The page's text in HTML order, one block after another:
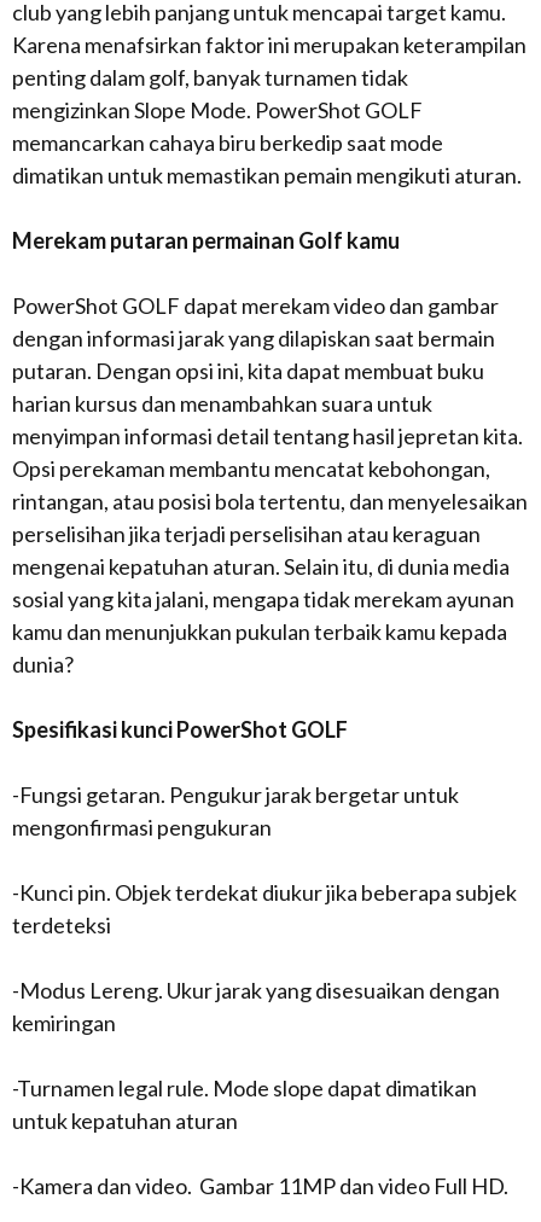
club yang lebih panjang untuk mencapai target kamu.
Karena menafsirkan faktor ini merupakan keterampilan
penting dalam golf, banyak turnamen tidak
mengizinkan Slope Mode. PowerShot GOLF
memancarkan cahaya biru berkedip saat mode
dimatikan untuk memastikan pemain mengikuti aturan.
Merekam putaran permainan Golf kamu
PowerShot GOLF dapat merekam video dan gambar
dengan informasi jarak yang dilapiskan saat bermain
putaran. Dengan opsi ini, kita dapat membuat buku
harian kursus dan menambahkan suara untuk
menyimpan informasi detail tentang hasil jepretan kita.
Opsi perekaman membantu mencatat kebohongan,
rintangan, atau posisi bola tertentu, dan menyelesaikan
perselisihan jika terjadi perselisihan atau keraguan
mengenai kepatuhan aturan. Selain itu, di dunia media
sosial yang kita jalani, mengapa tidak merekam ayunan
kamu dan menunjukkan pukulan terbaik kamu kepada
dunia?
Spesifikasi kunci PowerShot GOLF
-Fungsi getaran. Pengukur jarak bergetar untuk
mengonfirmasi pengukuran
-Kunci pin. Objek terdekat diukur jika beberapa subjek
terdeteksi
-Modus Lereng. Ukur jarak yang disesuaikan dengan
kemiringan
-Turnamen legal rule. Mode slope dapat dimatikan
untuk kepatuhan aturan
-Kamera dan video. Gambar 11MP dan video Full HD.